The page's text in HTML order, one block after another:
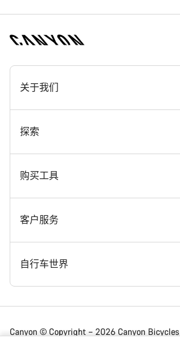
[footer.linksList.title]
关于我们
奖项
在 Canyon 工作
Canyon 新闻发布室
条款和条件
法律披露
探索
新闻和故事
提示和建议
Canyon Home Koblenz
会员礼遇
购买工具
找到您梦寐以求的 Canyon 自行车
现货自行车
找到您的 Canyon 尺寸
客户服务
支持中心
服务网点
自行车世界
公路车
Canyon © Copyright – 2026 Canyon Bicycles